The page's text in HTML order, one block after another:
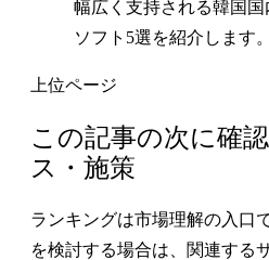
幅広く支持される韓国
ソフト5選を紹介します。
上位ページ
この記事の次に確
ス・施策
ランキングは市場理解の入口
を検討する場合は、関連する